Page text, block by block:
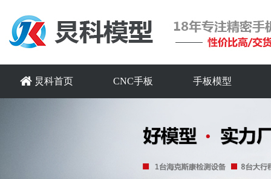
炅科首页 CNC手板 手板模型